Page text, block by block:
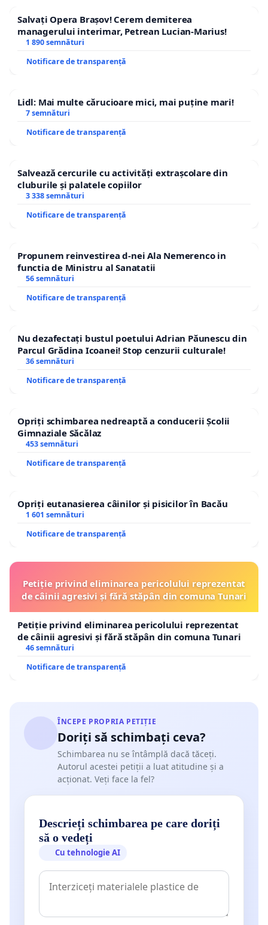
Salvați Opera Brașov! Cerem demiterea
managerului interimar, Petrean Lucian-Marius!
1 890 semnături
Notificare de transparență
Lidl: Mai multe cărucioare mici, mai puține mari!
7 semnături
Notificare de transparență
Salvează cercurile cu activități extrașcolare din
cluburile și palatele copiilor
3 338 semnături
Notificare de transparență
Propunem reinvestirea d-nei Ala Nemerenco in
functia de Ministru al Sanatatii
56 semnături
Notificare de transparență
Nu dezafectați bustul poetului Adrian Păunescu din
Parcul Grădina Icoanei! Stop cenzurii culturale!
36 semnături
Notificare de transparență
Opriți schimbarea nedreaptă a conducerii Școlii
Gimnaziale Săcălaz
453 semnături
Notificare de transparență
Opriți eutanasierea câinilor și pisicilor în Bacău
1 601 semnături
Notificare de transparență
Petiție privind eliminarea pericolului reprezentat
de câinii agresivi și fără stăpân din comuna Tunari
Petiție privind eliminarea pericolului reprezentat
de câinii agresivi și fără stăpân din comuna Tunari
46 semnături
Notificare de transparență
ÎNCEPE PROPRIA PETIȚIE
Doriți să schimbați ceva?
Schimbarea nu se întâmplă dacă tăceți.
Autorul acestei petiții a luat atitudine și a
acționat. Veți face la fel?
Descrieți schimbarea pe care doriți
să o vedeți
Cu tehnologie AI